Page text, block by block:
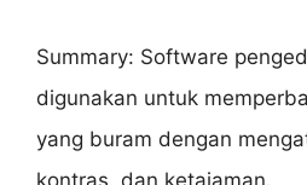
Summary: Software
digunakan untuk
yang buram dengan